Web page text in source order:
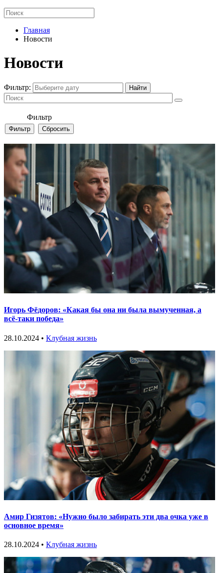
Главная
Новости
Новости
Фильтр:
Фильтр
Игорь Фёдоров: «Какая бы она ни была вымученная, а
всё-таки победа»
28.10.2024 • Клубная жизнь
Амир Гизятов: «Нужно было забирать эти два очка уже в
основное время»
28.10.2024 • Клубная жизнь